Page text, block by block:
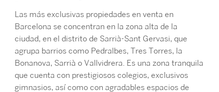
Las más exclusivas propiedades en venta en
Barcelona se concentran en la zona alta de la
ciudad, en el distrito de Sarrià-Sant Gervasi, que
agrupa barrios como Pedralbes, Tres Torres, la
Bonanova, Sarrià o Vallvidrera. Es una zona tranquila
que cuenta con prestigiosos colegios, exclusivos
gimnasios, así como con agradables espacios de